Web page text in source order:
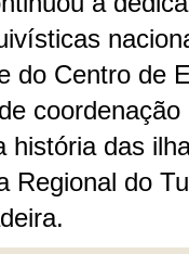
do Centro de
história das
Regional do